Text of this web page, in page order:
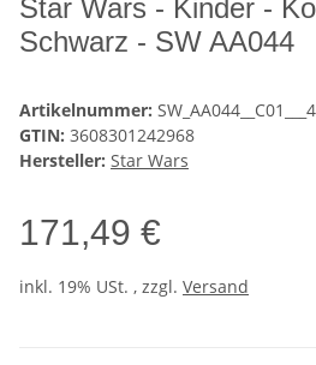
Star Wars - Kinder -
Schwarz - SW AA044
Artikelnummer:
GTIN: 3608301242968
Hersteller: Star Wars
171,49 €
inkl. 19% USt. , zzgl. Versand